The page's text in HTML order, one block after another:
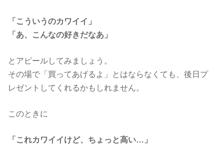
「こういうのカワイイ」
「あ、こんなの好きだなあ」
とアピールしてみましょう。
その場で「買ってあげるよ」とはならなくても、後日プ
レゼントしてくれるかもしれません。
このときに
「これカワイイけど、ちょっと高い…」